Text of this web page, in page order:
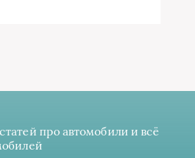
про автомобили и всё